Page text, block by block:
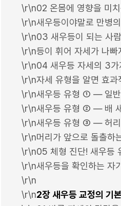
\r\n02 온몸에 영향을 미
\r\n새우등이야말로 만병
\r\n03 새우등이 되는 사
\r\n등이 휘어 자세가 나빠
\r\n04 새우등 자세의 3가
\r\n자세 유형을 알면 효과
\r\n새우등 유형 ① ― 일반
\r\n새우등 유형 ② ― 배
\r\n새우등 유형 ③ ― 허리
\r\n머리가 앞으로 돌출하
\r\n05 체형 진단! 새우등
\r\n새우등을 확인하는 자
\r\n
\r\n2장 새우등 교정의 기